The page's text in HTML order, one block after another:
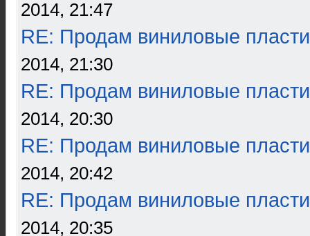
2014, 21:47
RE: Продам виниловые
2014, 21:30
RE: Продам виниловые
2014, 20:30
RE: Продам виниловые
2014, 20:42
RE: Продам виниловые
2014, 20:35